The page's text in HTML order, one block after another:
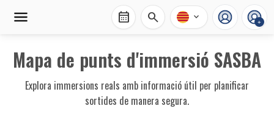
calendar_month search expand_more +
Mapa de punts d'immersió SASBA
Explora immersions reals amb informació útil per planificar
sortides de manera segura.